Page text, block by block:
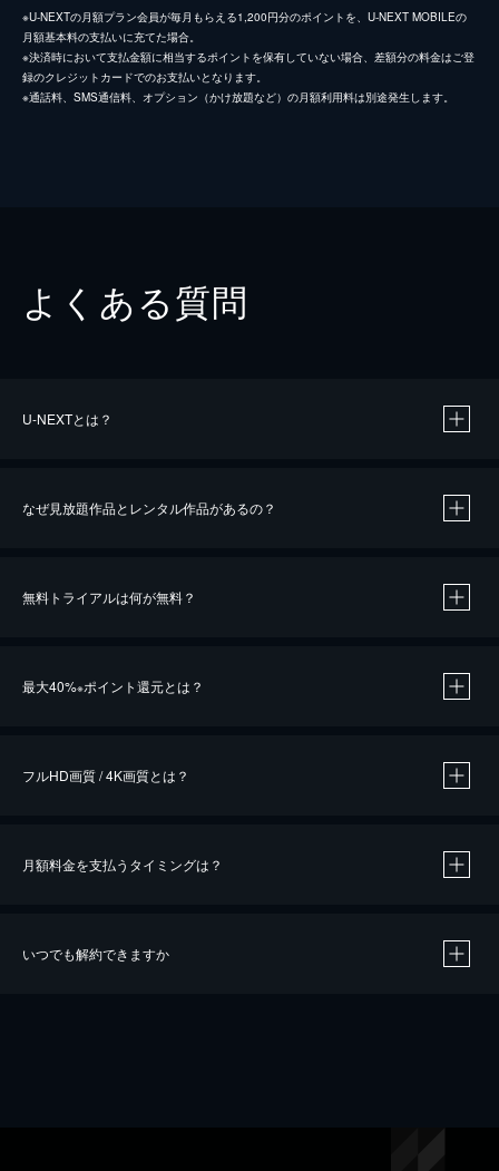
※U-NEXTの月額プラン会員が毎月もらえる1,200円分のポイントを、U-NEXT MOBILEの
月額基本料の支払いに充てた場合。
※決済時において支払金額に相当するポイントを保有していない場合、差額分の料金はご登
録のクレジットカードでのお支払いとなります。
※通話料、SMS通信料、オプション（かけ放題など）の月額利用料は別途発生します。
よくある質問
U-NEXTとは？
なぜ見放題作品とレンタル作品があるの？
無料トライアルは何が無料？
最大40%※ポイント還元とは？
※40％ポイント還元の対象は、クレジットカード決済による作品の購入 / レンタルです。
iOSアプリのUコイン決済による作品の購入 / レンタルは、20％のポイント還元です。
フルHD画質 / 4K画質とは？
月額料金を支払うタイミングは？
いつでも解約できますか